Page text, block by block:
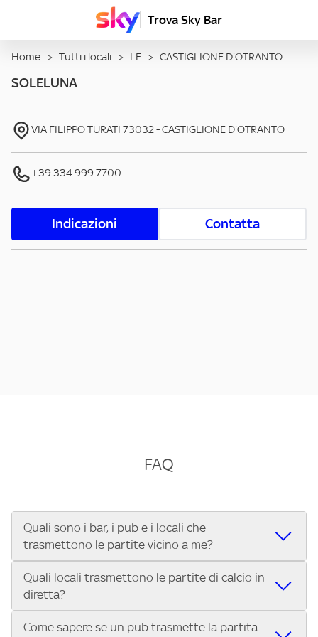
Trova Sky Bar
Home > Tutti i locali > LE > CASTIGLIONE D'OTRANTO
SOLELUNA
VIA FILIPPO TURATI 73032-CASTIGLIONE D'OTRANTO
+39 334 999 7700
Indicazioni Contatta
FAQ
Quali sono i bar, i pub e i locali che
trasmettono le partite vicino a me?
Se cerchi un bar, pub, ristorante o locale vicino a te per
vedere le partite di Serie A ENILIVE, la Serie C Sky Wifi, la
UEFA Champions League, la UEFA Europa League, la UEFA
Conference League, il Tennis, la Formula 1®, la MotoGP™ e
Quali locali trasmettono le partite di calcio in
diretta?
Vuoi sapere quali bar, pub o ristoranti mostrano le partite
Come sapere se un pub trasmette la partita